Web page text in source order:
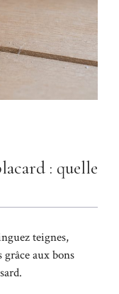
: quelle
teignes,
grâce aux bons